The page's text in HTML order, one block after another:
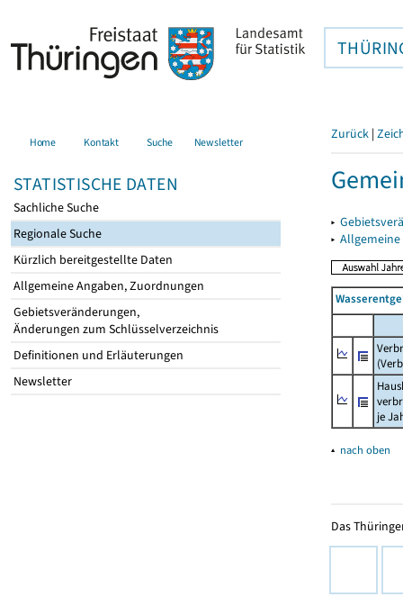
Home Kontakt Suche Newsletter
STATISTISCHE DATEN
Sachliche Suche
Regionale Suche
Kürzlich bereitgestellte Daten
Allgemeine Angaben, Zuordnungen
Gebietsveränderungen,
Änderungen zum Schlüsselverzeichnis
Definitionen und Erläuterungen
Newsletter
Zurück |
▸
▸
je
▴ nach oben
Das